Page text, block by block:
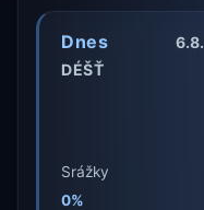
Dnes
6.8.
DÉŠŤ
Srážky
0%